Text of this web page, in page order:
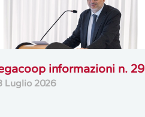
informazioni n. 29
Luglio 2026